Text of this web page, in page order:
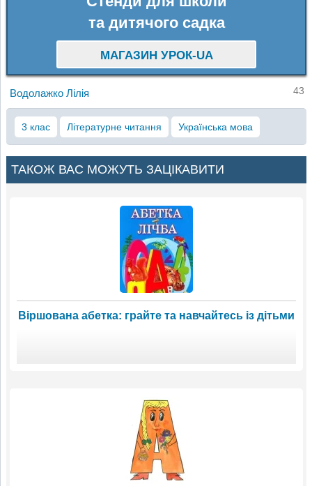
та дитячого садка
МАГАЗИН УРОК-UA
Водолажко Лілія 43
3 клас Літературне читання Українська мова
ТАКОЖ ВАС МОЖУТЬ ЗАЦІКАВИТИ
Віршована абетка: грайте та навчайтесь із дітьми